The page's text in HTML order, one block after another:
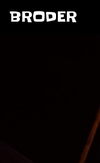
BRODER